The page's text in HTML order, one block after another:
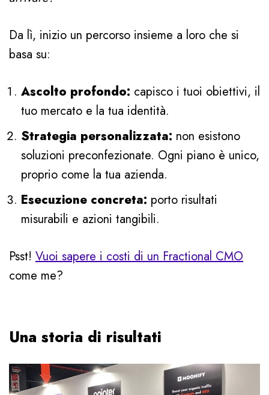
Da lì, inizio un percorso insieme a loro che si
basa su:
Ascolto profondo: capisco i tuoi obiettivi, il
tuo mercato e la tua identità.
Strategia personalizzata: non esistono
soluzioni preconfezionate. Ogni piano è unico,
proprio come la tua azienda.
Esecuzione concreta: porto risultati
misurabili e azioni tangibili.
Psst! Vuoi sapere i costi di un Fractional CMO
come me?
Una storia di risultati